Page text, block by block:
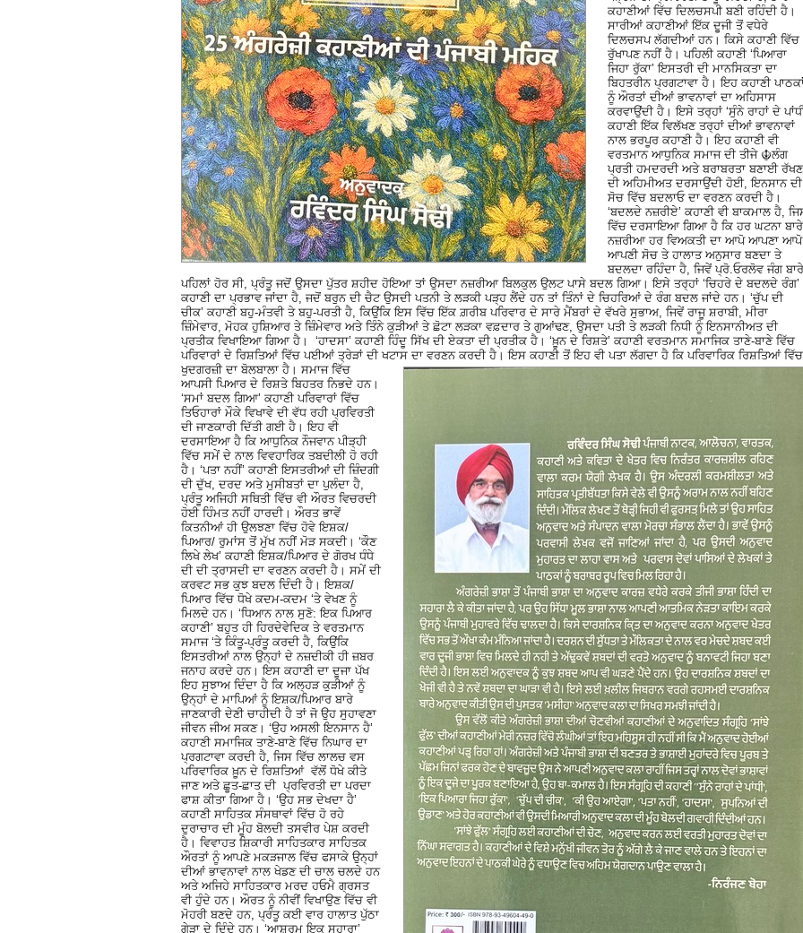
ਕਹਾਣੀਆਂ ਵਿੱਚ ਦਿਲਚਸਪੀ ਬਣੀ ਰਹਿੰਦੀ ਹੈ।
ਸਾਰੀਆਂ ਕਹਾਣੀਆਂ ਇੱਕ ਦੂੁਜੀ ਤੋਂ ਵਧੇਰੇ
ਦਿਲਚਸਪ ਲੱਗਦੀਆਂ ਹਨ। ਕਿਸੇ ਕਹਾਣੀ ਵਿੱਚ
ਰੁੱਖਾਪਣ ਨਹੀਂ ਹੈ। ਪਹਿਲੀ ਕਹਾਣੀ ‘ਪਿਆਰਾ
ਜਿਹਾ ਰੁੱਕਾ’ ਇਸਤਰੀ ਦੀ ਮਾਨਸਿਕਤਾ ਦਾ
ਬਿਹਤਰੀਨ ਪ੍ਰਗਟਾਵਾ ਹੈ। ਇਹ ਕਹਾਣੀ
ਨੂੰ ਔਰਤਾਂ ਦੀਆਂ ਭਾਵਨਾਵਾਂ ਦਾ ਅਹਿਸਾਸ
ਕਰਵਾਉਂਦੀ ਹੈ। ਇਸੇ ਤਰ੍ਹਾਂ ‘ਸੁੰਨੇ ਰਾਹਾਂ ਦੇ
ਕਹਾਣੀ ਇੱਕ ਵਿਲੱਖਣ ਤਰ੍ਹਾਂ ਦੀਆਂ ਭਾਵਨਾਵਾਂ
ਨਾਲ ਭਰਪੂਰ ਕਹਾਣੀ ਹੈ। ਇਹ ਕਹਾਣੀ ਵੀ
ਵਰਤਮਾਨ ਆਧੁਨਿਕ ਸਮਾਜ ਦੀ ਤੀਜੇ ☬ਲੰਗ
ਪ੍ਰਤੀ ਹਮਦਰਦੀ ਅਤੇ ਬਰਾਬਰਤਾ ਬਣਾਈ ਰੱਖਣ
ਦੀ ਅਹਿਮੀਅਤ ਦਰਸਾਉਂਦੀ ਹੋਈ, ਇਨਸਾਨ ਦੀ
ਸੋਚ ਵਿੱਚ ਬਦਲਾਓ ਦਾ ਵਰਣਨ ਕਰਦੀ ਹੈ।
‘ਬਦਲਦੇ ਨਜ਼ਰੀਏ’ ਕਹਾਣੀ ਵੀ ਬਾਕਮਾਲ ਹੈ,
ਵਿੱਚ ਦਰਸਾਇਆ ਗਿਆ ਹੈ ਕਿ ਹਰ ਘਟਨਾ ਬਾਰੇ
ਨਜ਼ਰੀਆ ਹਰ ਵਿਅਕਤੀ ਦਾ ਆਪੋ ਆਪਣਾ ਆਪੋ
ਆਪਣੀ ਸੋਚ ਤੇ ਹਾਲਾਤ ਅਨੁਸਾਰ ਬਣਦਾ ਤੇ
ਬਦਲਦਾ ਰਹਿੰਦਾ ਹੈ, ਜਿਵੇਂ ਪ੍ਰੋ.ਓਰਲੋਵ ਜੰਗ ਬਾਰੇ
ਪਹਿਲਾਂ ਹੋਰ ਸੀ, ਪ੍ਰੰਤੂ ਜਦੋਂ ਉਸਦਾ ਪੁੱਤਰ ਸ਼ਹੀਦ ਹੋਇਆ ਤਾਂ ਉਸਦਾ ਨਜ਼ਰੀਆ ਬਿਲਕੁਲ ਉਲਟ ਪਾਸੇ ਬਦਲ ਗਿਆ। ਇਸੇ ਤਰ੍ਹਾਂ ‘ਚਿਹਰੇ ਦੇ ਬਦਲਦੇ ਰੰਗ’
ਕਹਾਣੀ ਦਾ ਪ੍ਰਭਾਵ ਜਾਂਦਾ ਹੈ, ਜਦੋਂ ਬਰੁਨ ਦੀ ਚੈਟ ਉਸਦੀ ਪਤਨੀ ਤੇ ਲੜਕੀ ਪੜ੍ਹ ਲੈਂਦੇ ਹਨ ਤਾਂ ਤਿੰਨਾਂ ਦੇ ਚਿਹਰਿਆਂ ਦੇ ਰੰਗ ਬਦਲ ਜਾਂਦੇ ਹਨ। ‘ਚੁੱਪ ਦੀ
ਚੀਕ’ ਕਹਾਣੀ ਬਹੁ-ਮੰਤਵੀ ਤੇ ਬਹੁ-ਪਰਤੀ ਹੈ, ਕਿਉਂਕਿ ਇਸ ਵਿੱਚ ਇੱਕ ਗ਼ਰੀਬ ਪਰਿਵਾਰ ਦੇ ਸਾਰੇ ਮੈਂਬਰਾਂ ਦੇ ਵੱਖਰੇ ਸੁਭਾਅ, ਜਿਵੇਂ ਰਾਜੂ ਸ਼ਰਾਬੀ, ਮੀਰਾ
ਜ਼ਿੰਮੇਵਾਰ, ਮੋਹਕ ਹੁਸ਼ਿਆਰ ਤੇ ਜ਼ਿੰਮੇਵਾਰ ਅਤੇ ਤਿੰਨੇ ਕੁੜੀਆਂ ਤੇ ਛੋਟਾ ਲੜਕਾ ਵਫ਼ਦਾਰ ਤੇ ਗੁਆਂਢਣ, ਉਸਦਾ ਪਤੀ ਤੇ ਲੜਕੀ ਨਿਧੀ ਨੂੰ ਇਨਸਾਨੀਅਤ ਦੀ
ਪ੍ਰਤੀਕ ਵਿਖਾਇਆ ਗਿਆ ਹੈ। ‘ਹਾਦਸਾ’ ਕਹਾਣੀ ਹਿੰਦੂ ਸਿੱਖ ਦੀ ਏਕਤਾ ਦੀ ਪ੍ਰਤੀਕ ਹੈ। ‘ਖ਼ੂਨ ਦੇ ਰਿਸ਼ਤੇ’ ਕਹਾਣੀ ਵਰਤਮਾਨ ਸਮਾਜਿਕ ਤਾਣੇ-ਬਾਣੇ ਵਿੱਚ
ਪਰਿਵਾਰਾਂ ਦੇ ਰਿਸ਼ਤਿਆਂ ਵਿੱਚ ਪਈਆਂ ਤ੍ਰੇੜਾਂ ਦੀ ਖਟਾਸ ਦਾ ਵਰਣਨ ਕਰਦੀ ਹੈ। ਇਸ ਕਹਾਣੀ ਤੋਂ ਇਹ ਵੀ ਪਤਾ ਲੱਗਦਾ ਹੈ ਕਿ ਪਰਿਵਾਰਿਕ ਰਿਸ਼ਤਿਆਂ ਵਿੱਚ
ਖੁਦਗਰਜ਼ੀ ਦਾ ਬੋਲਬਾਲਾ ਹੈ। ਸਮਾਜ ਵਿੱਚ
ਆਪਸੀ ਪਿਆਰ ਦੇ ਰਿਸ਼ਤੇ ਬਿਹਤਰ ਨਿਭਦੇ ਹਨ।
‘ਸਮਾਂ ਬਦਲ ਗਿਆ’ ਕਹਾਣੀ ਪਰਿਵਾਰਾਂ ਵਿੱਚ
ਤਿਓਹਾਰਾਂ ਮੌਕੇ ਵਿਖਾਵੇ ਦੀ ਵੱਧ ਰਹੀ ਪ੍ਰਵਿਰਤੀ
ਦੀ ਜਾਣਕਾਰੀ ਦਿੱਤੀ ਗਈ ਹੈ। ਇਹ ਵੀ
ਦਰਸਾਇਆ ਹੈ ਕਿ ਆਧੁਨਿਕ ਨੌਜਵਾਨ ਪੀੜ੍ਹੀ
ਵਿੱਚ ਸਮੇਂ ਦੇ ਨਾਲ ਵਿਵਹਾਰਿਕ ਤਬਦੀਲੀ ਹੋ ਰਹੀ
ਹੈ। ‘ਪਤਾ ਨਹੀਂ’ ਕਹਾਣੀ ਇਸਤਰੀਆਂ ਦੀ ਜ਼ਿੰਦਗੀ
ਦੀ ਦੁੱਖ, ਦਰਦ ਅਤੇ ਮੁਸੀਬਤਾਂ ਦਾ ਪੁਲੰਦਾ ਹੈ,
ਪ੍ਰੰਤੂ ਅਜਿਹੀ ਸਥਿਤੀ ਵਿੱਚ ਵੀ ਔਰਤ ਵਿਚਰਦੀ
ਹੋਈ ਹਿੰਮਤ ਨਹੀਂ ਹਾਰਦੀ। ਔਰਤ ਭਾਵੇਂ
ਕਿਤਨੀਆਂ ਹੀ ਉਲਝਣਾ ਵਿੱਚ ਹੋਵੇ ਇਸ਼ਕ/
ਪਿਆਰ/ ਰੁਮਾਂਸ ਤੋਂ ਮੁੱਖ ਨਹੀਂ ਮੋੜ ਸਕਦੀ। ‘ਕੌਣ
ਲਿਖੇ ਲੇਖ’ ਕਹਾਣੀ ਇਸ਼ਕ/ਪਿਆਰ ਦੇ ਗੋਰਖ ਧੰਧੇ
ਦੀ ਦੀ ਤ੍ਰਾਸਦੀ ਦਾ ਵਰਣਨ ਕਰਦੀ ਹੈ। ਸਮੇਂ ਦੀ
ਕਰਵਟ ਸਭ ਕੁਝ ਬਦਲ ਦਿੰਦੀ ਹੈ। ਇਸ਼ਕ/
ਪਿਆਰ ਵਿੱਚ ਧੋਖੇ ਕਦਮ-ਕਦਮ ‘ਤੇ ਵੇਖਣ ਨੂੰ
ਮਿਲਦੇ ਹਨ। ‘ਧਿਆਨ ਨਾਲ ਸੁਣੋ: ਇਕ ਪਿਆਰ
ਕਹਾਣੀ’ ਬਹੁਤ ਹੀ ਹਿਰਦੇਵੇਦਿਕ ਤੇ ਵਰਤਮਾਨ
ਸਮਾਜ ‘ਤੇ ਕਿੰਤੂ-ਪ੍ਰੰਤੂ ਕਰਦੀ ਹੈ, ਕਿਉਂਕਿ
ਇਸਤਰੀਆਂ ਨਾਲ ਉਨ੍ਹਾਂ ਦੇ ਨਜ਼ਦੀਕੀ ਹੀ ਜ਼ਬਰ
ਜਨਾਹ ਕਰਦੇ ਹਨ। ਇਸ ਕਹਾਣੀ ਦਾ ਦੂਜਾ ਪੱਖ
ਇਹ ਸੁਝਾਅ ਦਿੰਦਾ ਹੈ ਕਿ ਅਲ੍ਹੜ ਕੁੜੀਆਂ ਨੂੰ
ਉਨ੍ਹਾਂ ਦੇ ਮਾਪਿਆਂ ਨੂੰ ਇਸ਼ਕ/ਪਿਆਰ ਬਾਰੇ
ਜਾਣਕਾਰੀ ਦੇਣੀ ਚਾਹੀਦੀ ਹੈ ਤਾਂ ਜੋ ਉਹ ਸੁਹਾਵਣਾ
ਜੀਵਨ ਜੀਅ ਸਕਣ। ‘ਉਹ ਅਸਲੀ ਇਨਸਾਨ ਹੈ’
ਕਹਾਣੀ ਸਮਾਜਿਕ ਤਾਣੇ-ਬਾਣੇ ਵਿੱਚ ਨਿਘਾਰ ਦਾ
ਪ੍ਰਗਟਾਵਾ ਕਰਦੀ ਹੈ, ਜਿਸ ਵਿੱਚ ਲਾਲਚ ਵਸ
ਪਰਿਵਾਰਿਕ ਖ਼ੂਨ ਦੇ ਰਿਸ਼ਤਿਆਂ ਵੱਲੋਂ ਧੋਖੇ ਕੀਤੇ
ਜਾਣ ਅਤੇ ਛੂਤ-ਛਾਤ ਦੀ ਪ੍ਰਵਿਰਤੀ ਦਾ ਪਰਦਾ
ਫਾਸ਼ ਕੀਤਾ ਗਿਆ ਹੈ। ‘ਉਹ ਸਭ ਦੇਖਦਾ ਹੈ’
ਕਹਾਣੀ ਸਾਹਿਤਕ ਸੰਸਥਾਵਾਂ ਵਿੱਚ ਹੋ ਰਹੇ
ਦੁਰਾਚਾਰ ਦੀ ਮੂੰਹ ਬੋਲਦੀ ਤਸਵੀਰ ਪੇਸ਼ ਕਰਦੀ
ਹੈ। ਵਿਵਾਹਤ ਸ਼ਿਕਾਰੀ ਸਾਹਿਤਕਾਰ ਸਾਹਿਤਕ
ਔਰਤਾਂ ਨੂੰ ਆਪਣੇ ਮਕੜਜਾਲ ਵਿੱਚ ਫਸਾਕੇ ਉਨ੍ਹਾਂ
ਦੀਆਂ ਭਾਵਨਾਵਾਂ ਨਾਲ ਖੇਡਣ ਦੀ ਚਾਲ ਚਲਦੇ ਹਨ
ਅਤੇ ਅਜਿਹੇ ਸਾਹਿਤਕਾਰ ਮਰਦ ਹਓਮੈ ਗ੍ਰਸਤ
ਵੀ ਹੁੰਦੇ ਹਨ। ਔਰਤ ਨੂੰ ਨੀਵੀਂ ਵਿਖਾਉਣ ਵਿੱਚ ਵੀ
ਮੋਹਰੀ ਬਣਦੇ ਹਨ, ਪ੍ਰੰਤੂ ਕਈ ਵਾਰ ਹਾਲਾਤ ਪੁੱਠਾ
ਗੇੜਾ ਦੇ ਦਿੰਦੇ ਹਨ। ‘ਆਸ਼ਰਮ ਇਕ ਸਹਾਰਾ’